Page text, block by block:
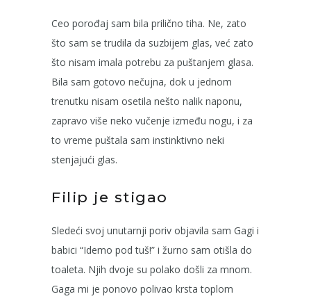
Ceo porođaj sam bila prilično tiha. Ne, zato
što sam se trudila da suzbijem glas, već zato
što nisam imala potrebu za puštanjem glasa.
Bila sam gotovo nečujna, dok u jednom
trenutku nisam osetila nešto nalik naponu,
zapravo više neko vučenje između nogu, i za
to vreme puštala sam instinktivno neki
stenjajući glas.
Filip je stigao
Sledeći svoj unutarnji poriv objavila sam Gagi i
babici “Idemo pod tuš!” i žurno sam otišla do
toaleta. Njih dvoje su polako došli za mnom.
Gaga mi je ponovo polivao krsta toplom